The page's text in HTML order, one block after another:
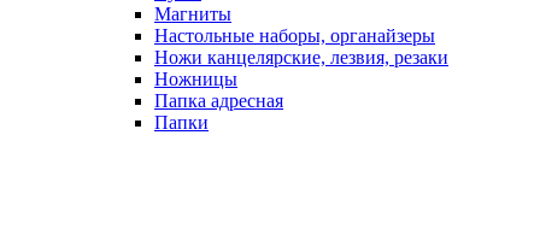
Магниты
Настольные наборы, органайзеры
Ножи канцелярские, лезвия, резаки
Ножницы
Папка адресная
Папки